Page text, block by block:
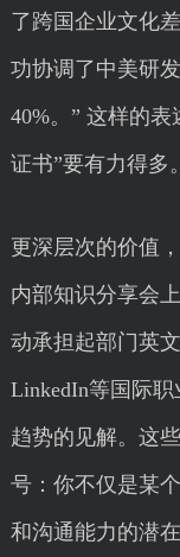
了跨国企业文化
功协调了中美研
40%。” 这样的
证书”要有力得多。
更深层次的价值
内部知识分享会
动承担起部门英
LinkedIn等国际
趋势的见解。这
号：你不仅是某
和沟通能力的潜